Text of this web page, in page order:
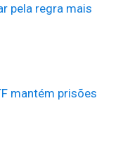
pela regra mais
mantém prisões